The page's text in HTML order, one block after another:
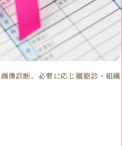
像診断。必要に応じ細胞診・組織